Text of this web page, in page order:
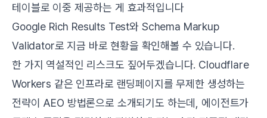
테이블로 이중 제공하는 게 효과적입니다
Google Rich Results Test와 Schema Markup
Validator로 지금 바로 현황을 확인해볼 수 있습니다.
한 가지 역설적인 리스크도 짚어두겠습니다. Cloudflare
Workers 같은 인프라로 랜딩페이지를 무제한 생성하는
전략이 AEO 방법론으로 소개되기도 하는데, 에이전트가